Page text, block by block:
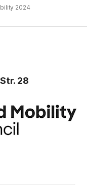
2024
28